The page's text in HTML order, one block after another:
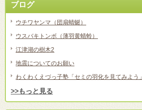
ブログ
ウチワヤンマ（団扇蜻蜒）
ウスバキトンボ（薄羽黄蜻蛉）
江津湖の樹木2
地震についてのお願い
わくわくえづっ子塾「セミの羽化を見てみよう」
>>もっと見る